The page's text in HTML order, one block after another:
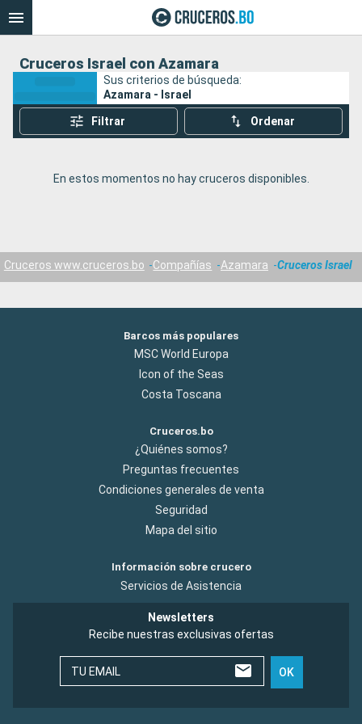
Cruceros Israel con Azamara
Sus criterios de búsqueda:
Azamara - Israel
Filtrar Ordenar
En estos momentos no hay cruceros disponibles.
Cruceros www.cruceros.bo Compañías Azamara Cruceros Israel
Barcos más populares
MSC World Europa
Icon of the Seas
Costa Toscana
Cruceros.bo
¿Quiénes somos?
Preguntas frecuentes
Condiciones generales de venta
Seguridad
Mapa del sitio
Información sobre crucero
Servicios de Asistencia
Newsletters
Recibe nuestras exclusivas ofertas
TU EMAIL OK